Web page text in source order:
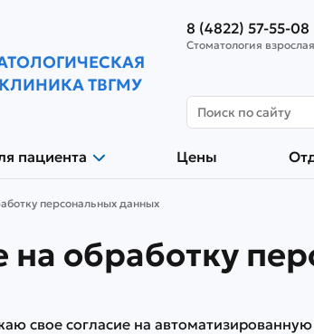
ТВГМУ
8 (4822) 57-55-08
Стоматология взрослая
пациента Цены
персональных данных
на обработку
свое согласие на